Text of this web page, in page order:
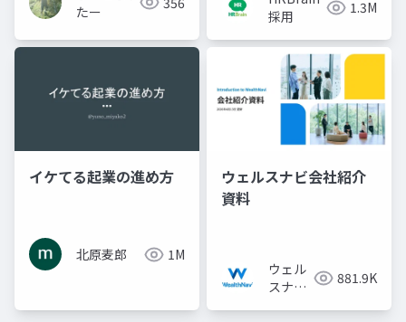
たー
採用
1.3M
イケてる起業の進め方
北原麦郎 1M
ウェルスナビ会社紹介
資料
ウェル
スナビ
881.9K